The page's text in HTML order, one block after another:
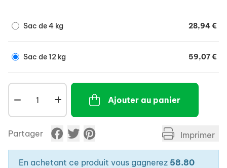
Sac de 4 kg 28,94 €
Sac de 12 kg 59,07 €
Ajouter au panier
Partager Imprimer
En achetant ce produit vous gagnerez 58.80